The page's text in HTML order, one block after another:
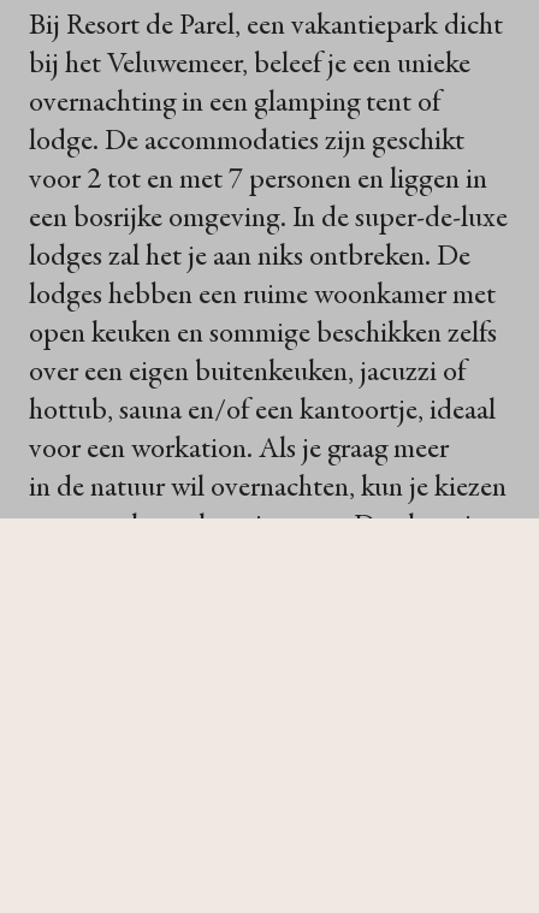
Bij Resort de Parel, een vakantiepark dicht
bij het Veluwemeer, beleef je een unieke
overnachting in een glamping tent of
lodge. De accommodaties zijn geschikt
voor 2 tot en met 7 personen en liggen in
een bosrijke omgeving. In de super-de-luxe
lodges zal het je aan niks ontbreken. De
lodges hebben een ruime woonkamer met
open keuken en sommige beschikken zelfs
over een eigen buitenkeuken, jacuzzi of
hottub, sauna en/of een kantoortje, ideaal
voor een workation. Als je graag meer
in de natuur wil overnachten, kun je kiezen
voor een luxe glamping tent. De glamping